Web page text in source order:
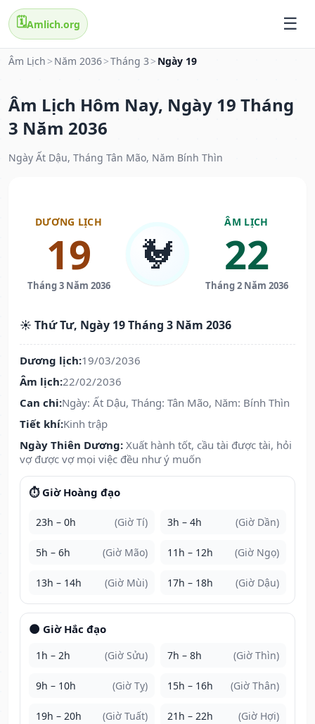
🗓️Amlich.org
Âm Lịch > Năm 2036>Tháng 3 > Ngày 19
Âm Lịch Hôm Nay, Ngày 19 Tháng
3 Năm 2036
Ngày Ất Dậu, Tháng Tân Mão, Năm Bính Thìn
DƯƠNG LỊCH
19
Tháng 3 Năm 2036
🐓
ÂM LỊCH
22
Tháng 2 Năm 2036
☀️ Thứ Tư, Ngày 19 Tháng 3 Năm 2036
Dương lịch:19/03/2036
Âm lịch:22/02/2036
Can chi:Ngày: Ất Dậu, Tháng: Tân Mão, Năm: Bính Thìn
Tiết khí:Kinh trập
Ngày Thiên Dương: Xuất hành tốt, cầu tài được tài, hỏi
vợ được vợ mọi việc đều như ý muốn
⏱️ Giờ Hoàng đạo
23h – 0h (Giờ Tí) 3h – 4h (Giờ Dần)
5h – 6h (Giờ Mão) 11h – 12h (Giờ Ngọ)
13h – 14h (Giờ Mùi) 17h – 18h (Giờ Dậu)
🌑 Giờ Hắc đạo
1h – 2h (Giờ Sửu) 7h – 8h (Giờ Thìn)
9h – 10h (Giờ Tỵ) 15h – 16h (Giờ Thân)
19h – 20h (Giờ Tuất) 21h – 22h (Giờ Hợi)